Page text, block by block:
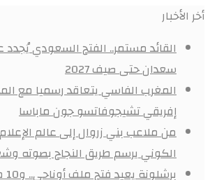
أخر الأخبار
القائد مستمر.. الفتح السعودي
سعدان حتى صيف 2027
المغرب الفاسي يتعاقد رسميا مع
إفريقي تشيجوفاتسو جون ماباسا
من ملاعب بني زروال إلى عالم
الكوني يرسم طريق النجاح بصوته